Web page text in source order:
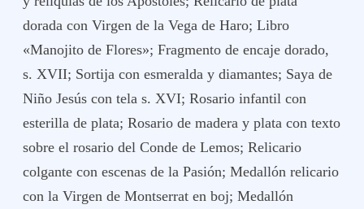
dorada con Virgen de la Vega de Haro; Libro
«Manojito de Flores»; Fragmento de encaje dorado,
s. XVII; Sortija con esmeralda y diamantes; Saya de
Niño Jesús con tela s. XVI; Rosario infantil con
esterilla de plata; Rosario de madera y plata con texto
sobre el rosario del Conde de Lemos; Relicario
colgante con escenas de la Pasión; Medallón relicario
con la Virgen de Montserrat en boj; Medallón